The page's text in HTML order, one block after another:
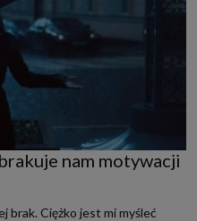
nam motywacji
brak. Ciężko jest mi myśleć